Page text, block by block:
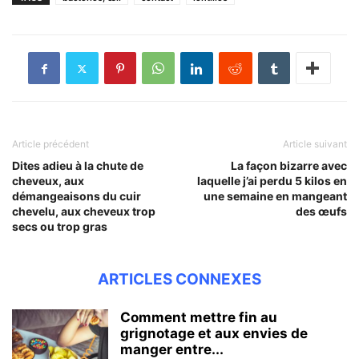
Article précédent
Dites adieu à la chute de
cheveux, aux
démangeaisons du cuir
chevelu, aux cheveux trop
secs ou trop gras
Article suivant
La façon bizarre avec
laquelle j’ai perdu 5 kilos en
une semaine en mangeant
des œufs
ARTICLES CONNEXES
Comment mettre fin au
grignotage et aux envies de
manger entre...